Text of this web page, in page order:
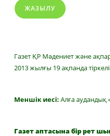
ЖАЗЫЛУ
Газет ҚР Мәдениет және
2013 жылғы 19 ақпанда
Меншік иесі: Алға
Газет аптасына бір рет